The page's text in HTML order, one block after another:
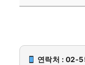
연락처 : 02-